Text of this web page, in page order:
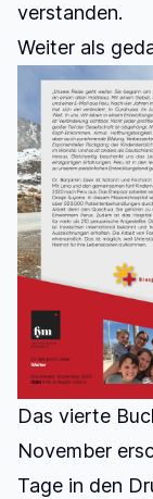
verstanden.
Weiter als
Das vierte
November
Tage in den